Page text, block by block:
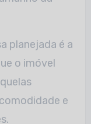
planejada é a
o imóvel
e